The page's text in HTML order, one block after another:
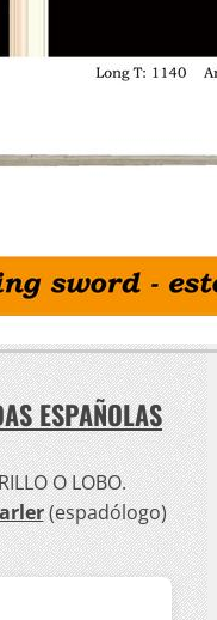
ESPAÑOLAS
O LOBO.
(espadólogo)